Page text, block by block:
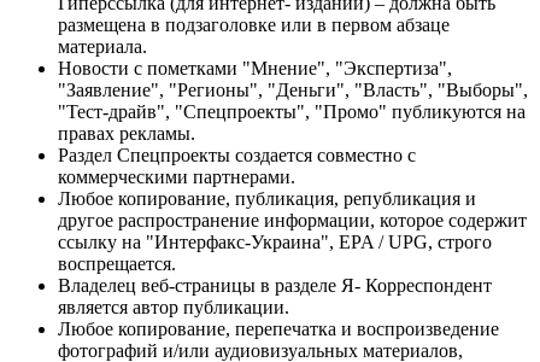
размещена в подзаголовке или в первом абзаце
материала.
Новости с пометками "Мнение", "Экспертиза",
"Заявление", "Регионы", "Деньги", "Власть", "Выборы",
"Тест-драйв", "Спецпроекты", "Промо" публикуются на
правах рекламы.
Раздел Спецпроекты создается совместно с
коммерческими партнерами.
Любое копирование, публикация, републикация и
другое распространение информации, которое содержит
ссылку на "Интерфакс-Украина", EPA / UPG, строго
воспрещается.
Владелец веб-страницы в разделе Я- Корреспондент
является автор публикации.
Любое копирование, перепечатка и воспроизведение
фотографий и/или аудиовизуальных материалов,